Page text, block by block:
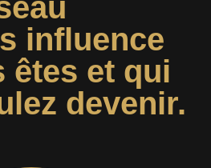
influence
êtes et qui
devenir.